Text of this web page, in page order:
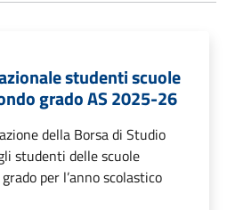
studenti scuole
grado AS 2025-26
della Borsa di Studio
studenti delle scuole
per l’anno scolastico